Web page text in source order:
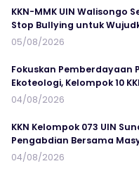
KKN-MMK UIN Walisongo
Stop Bullying untuk
05/08/2026
Fokuskan Pemberdayaan
Ekoteologi, Kelompok 10
04/08/2026
KKN Kelompok 073 UIN
Pengabdian Bersama
04/08/2026